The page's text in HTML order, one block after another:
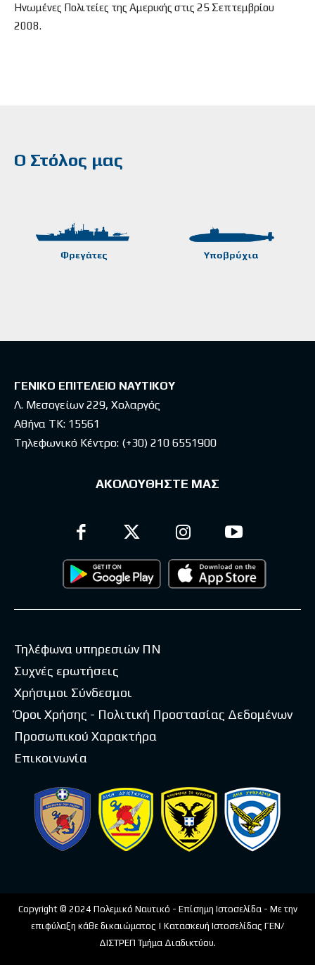
Ηνωμένες Πολιτείες της Αμερικής στις 25 Σεπτεμβρίου
2008.
Ο Στόλος μας
ΓΕΝΙΚΟ ΕΠΙΤΕΛΕΙΟ ΝΑΥΤΙΚΟΥ
Λ. Μεσογείων 229, Χολαργός
Αθήνα ΤΚ: 15561
Τηλεφωνικό Κέντρο: (+30) 210 6551900
ΑΚΟΛΟΥΘΗΣΤΕ ΜΑΣ
Τηλέφωνα υπηρεσιών ΠΝ
Συχνές ερωτήσεις
Χρήσιμοι Σύνδεσμοι
Όροι Χρήσης - Πολιτική Προστασίας Δεδομένων
Προσωπικού Χαρακτήρα
Επικοινωνία
Copyright © 2024 Πολεμικό Ναυτικό - Επίσημη Ιστοσελίδα - Με την
επιφύλαξη κάθε δικαιώματος | Κατασκευή Ιστοσελίδας ΓΕΝ/
ΔΙΣΤΡΕΠ Τμήμα Διαδικτύου.